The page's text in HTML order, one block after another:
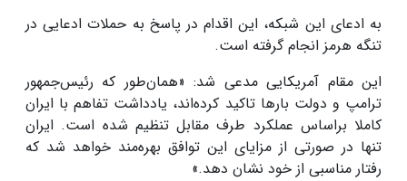
به ادعای این شبکه، این اقدام در پاسخ به حملات ادعایی در
تنگه هرمز انجام گرفته است.
این مقام آمریکایی مدعی شد: «همان‌طور که رئیس‌جمهور
ترامپ و دولت بارها تاکید کرده‌اند، یادداشت تفاهم با ایران
کاملا براساس عملکرد طرف مقابل تنظیم شده است. ایران
تنها در صورتی از مزایای این توافق بهره‌مند خواهد شد که
رفتار مناسبی از خود نشان دهد.»